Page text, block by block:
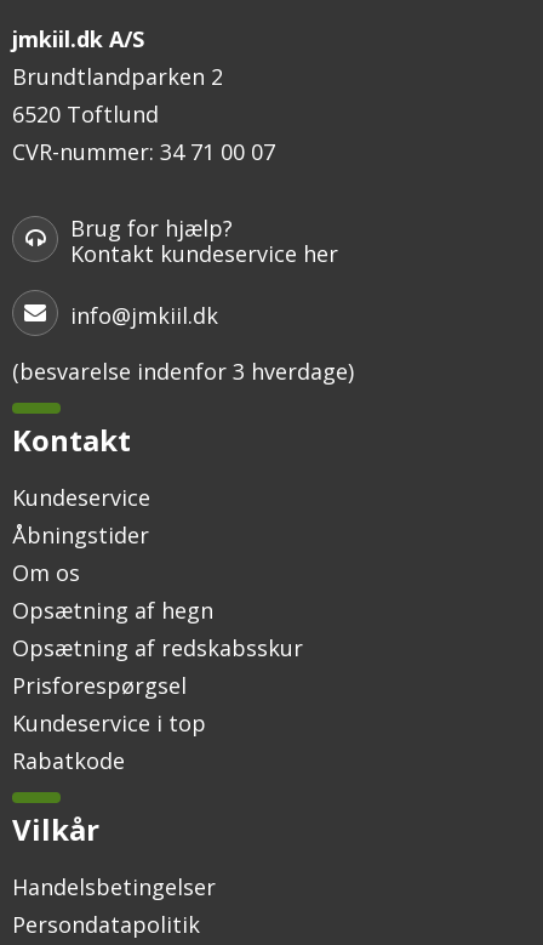
jmkiil.dk A/S
Brundtlandparken 2
6520 Toftlund
CVR-nummer: 34 71 00 07
Brug for hjælp?
Kontakt kundeservice her
info@jmkiil.dk
(besvarelse indenfor 3 hverdage)
Kontakt
Kundeservice
Åbningstider
Om os
Opsætning af hegn
Opsætning af redskabsskur
Prisforespørgsel
Kundeservice i top
Rabatkode
Vilkår
Handelsbetingelser
Persondatapolitik